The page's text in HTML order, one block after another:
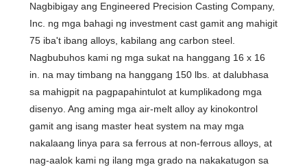
Nagbibigay ang Engineered Precision Casting Company,
Inc. ng mga bahagi ng investment cast gamit ang mahigit
75 iba't ibang alloys, kabilang ang carbon steel.
Nagbubuhos kami ng mga sukat na hanggang 16 x 16
in. na may timbang na hanggang 150 lbs. at dalubhasa
sa mahigpit na pagpapahintulot at kumplikadong mga
disenyo. Ang aming mga air-melt alloy ay kinokontrol
gamit ang isang master heat system na may mga
nakalaang linya para sa ferrous at non-ferrous alloys, at
nag-aalok kami ng ilang mga grado na nakakatugon sa